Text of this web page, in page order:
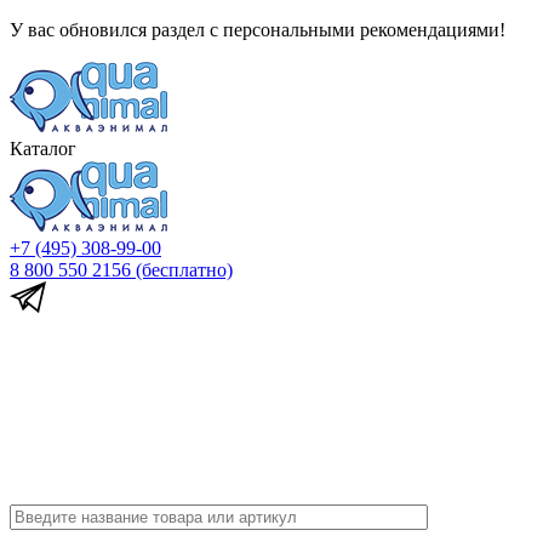
У вас обновился раздел с персональными рекомендациями!
Каталог
+7 (495) 308-99-00
8 800 550 2156 (бесплатно)